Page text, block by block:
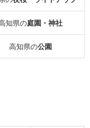
知県の庭園・神社
高知県の公園